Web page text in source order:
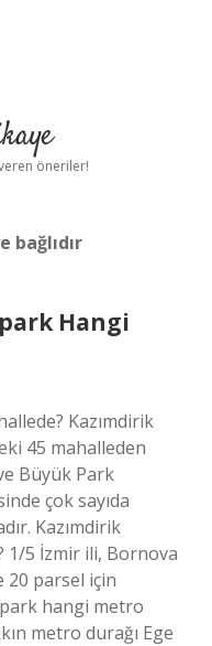
öneriler!
bağlıdır
Hangi
Kazımdirik
45 mahalleden
Büyük Park
çok sayıda
Kazımdirik
1/5 İzmir ili, Bornova
20 parsel için
hangi metro
metro durağı Ege